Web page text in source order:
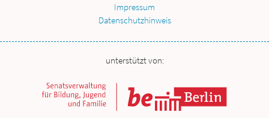
Impressum
Datenschutzhinweis
unterstützt von: